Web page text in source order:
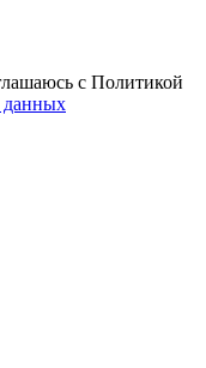
с Политикой
данных